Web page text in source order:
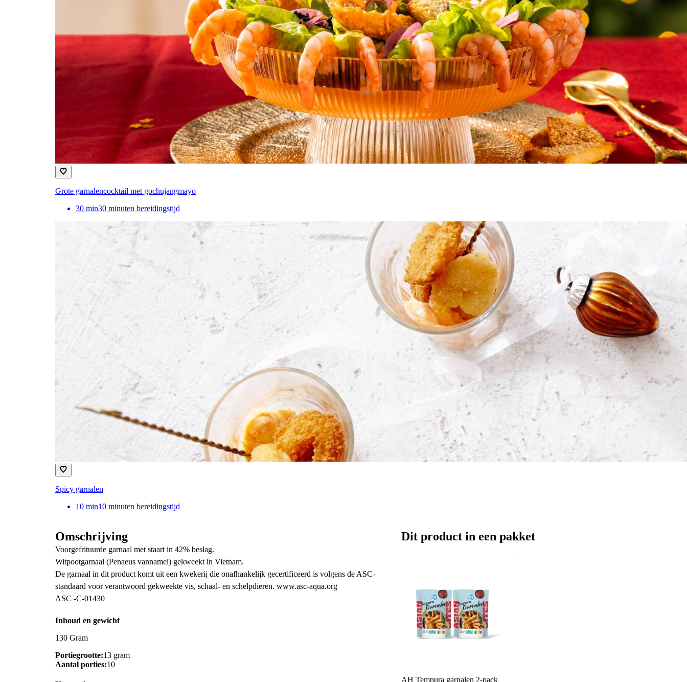
Grote garnalencocktail met gochujangmayo
30 min30 minuten bereidingstijd
Spicy garnalen
10 min10 minuten bereidingstijd
Omschrijving
Voorgefrituurde garnaal met staart in 42% beslag.
Witpootgarnaal (Penaeus vannamei) gekweekt in Vietnam.
De garnaal in dit product komt uit een kwekerij die onafhankelijk gecertificeerd is volgens de ASC-
standaard voor verantwoord gekweekte vis, schaal- en schelpdieren. www.asc-aqua.org
ASC -C-01430
Inhoud en gewicht
130 Gram
Portiegrootte:13 gram
Aantal porties:10
Dit product in een pakket
AH Tempura garnalen 2-pack